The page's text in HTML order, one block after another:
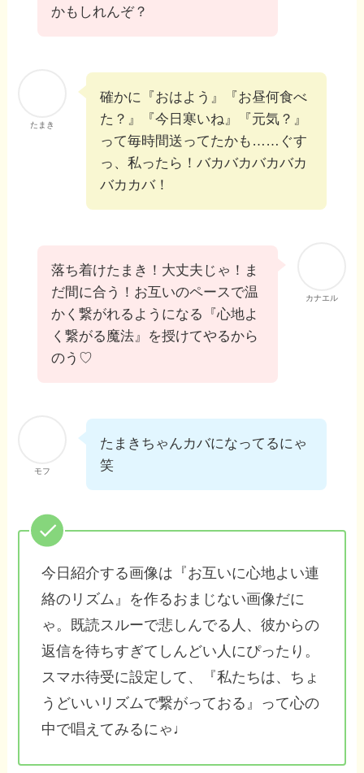
かもしれんぞ？
たまき
確かに『おはよう』『お昼何食べ
た？』『今日寒いね』『元気？』
って毎時間送ってたかも……ぐす
っ、私ったら！バカバカバカバカ
バカカバ！
カナエル
落ち着けたまき！大丈夫じゃ！ま
だ間に合う！お互いのペースで温
かく繋がれるようになる『心地よ
く繋がる魔法』を授けてやるから
のう♡
モフ
たまきちゃんカバになってるにゃ
笑
今日紹介する画像は『お互いに心地よい連
絡のリズム』を作るおまじない画像だに
ゃ。既読スルーで悲しんでる人、彼からの
返信を待ちすぎてしんどい人にぴったり。
スマホ待受に設定して、『私たちは、ちょ
うどいいリズムで繋がっておる』って心の
中で唱えてみるにゃ♩